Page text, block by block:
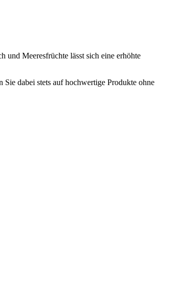
und Meeresfrüchte lässt sich eine erhöhte
dabei stets auf hochwertige Produkte ohne